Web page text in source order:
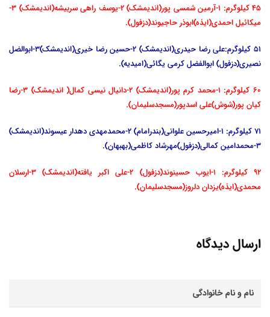
45 کیلوگرم: 1-آرمین شمسی پور(اندیمشک) 2-یوسف راهی سربیشه(اندیمشک) 3-
میکائیل احمدی(ایذه)ابوذر حاجیوند(دزفول).
51 کیلوگرم:علی رضا حیدری(اندیمشک) 2-حسین رضا خیری(اندیمشک)3-ابوالضل
نصیری(دزفول) ابوالفضل کرمی یگائی(امیدیه).
60 کیلوگرم: 1-محمد کرم پور(اندیمشک) 2-دانیال نیسی کمال( اندیمشک) 3-رضا
کیان پور(شوش)علی اسدپور(مسجدسلیمان).
71 کیلوگرم: 1-امیرحسین علوانی(بندرامام) 2-محمدمهدی دهدار عیسوند(اندیمشک)
3-محمدامین کمالی(دزفول)مهرشاد کاظمی(بهبهان).
92 کیلوگرم: 1-ایوب حسینوند(دزفول) 2-علی اکبر یافته(اندیمشک) 3-ارسلان
محمدی(ایذه)یزدان دلروز(مسجدسلیمان).
ارسال دیدگاه